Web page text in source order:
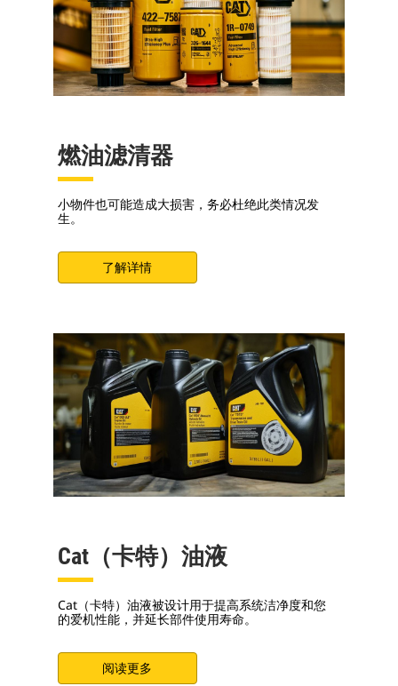
燃油滤清器
小物件也可能造成大损害，务必杜绝此类情况发
生。
了解详情
Cat（卡特）油液
Cat（卡特）油液被设计用于提高系统洁净度和您
的爱机性能，并延长部件使用寿命。
阅读更多